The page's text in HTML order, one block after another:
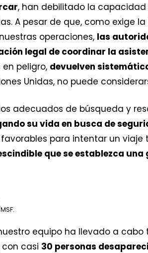
, han debilitado la
A pesar de que, como exige
operaciones, las
legal de coordinar la
peligro, devuelven
Unidas, no puede
adecuados de búsqueda y
su vida en busca de
para intentar un viaje
que se establezca
equipo ha llevado a cabo
casi 30 personas